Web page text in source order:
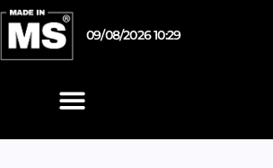
09/08/2026 10:29